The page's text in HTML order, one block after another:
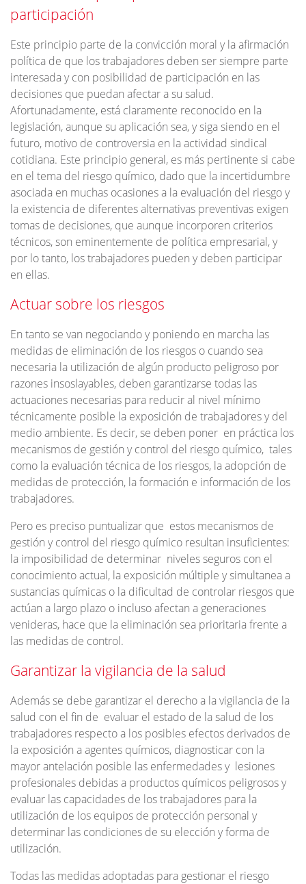
participación
Este principio parte de la convicción moral y la afirmación
política de que los trabajadores deben ser siempre parte
interesada y con posibilidad de participación en las
decisiones que puedan afectar a su salud.
Afortunadamente, está claramente reconocido en la
legislación, aunque su aplicación sea, y siga siendo en el
futuro, motivo de controversia en la actividad sindical
cotidiana. Este principio general, es más pertinente si cabe
en el tema del riesgo químico, dado que la incertidumbre
asociada en muchas ocasiones a la evaluación del riesgo y
la existencia de diferentes alternativas preventivas exigen
tomas de decisiones, que aunque incorporen criterios
técnicos, son eminentemente de política empresarial, y
por lo tanto, los trabajadores pueden y deben participar
en ellas.
Actuar sobre los riesgos
En tanto se van negociando y poniendo en marcha las
medidas de eliminación de los riesgos o cuando sea
necesaria la utilización de algún producto peligroso por
razones insoslayables, deben garantizarse todas las
actuaciones necesarias para reducir al nivel mínimo
técnicamente posible la exposición de trabajadores y del
medio ambiente. Es decir, se deben poner en práctica los
mecanismos de gestión y control del riesgo químico, tales
como la evaluación técnica de los riesgos, la adopción de
medidas de protección, la formación e información de los
trabajadores.
Pero es preciso puntualizar que estos mecanismos de
gestión y control del riesgo químico resultan insuficientes:
la imposibilidad de determinar niveles seguros con el
conocimiento actual, la exposición múltiple y simultanea a
sustancias químicas o la dificultad de controlar riesgos que
actúan a largo plazo o incluso afectan a generaciones
venideras, hace que la eliminación sea prioritaria frente a
las medidas de control.
Garantizar la vigilancia de la salud
Además se debe garantizar el derecho a la vigilancia de la
salud con el fin de evaluar el estado de la salud de los
trabajadores respecto a los posibles efectos derivados de
la exposición a agentes químicos, diagnosticar con la
mayor antelación posible las enfermedades y lesiones
profesionales debidas a productos químicos peligrosos y
evaluar las capacidades de los trabajadores para la
utilización de los equipos de protección personal y
determinar las condiciones de su elección y forma de
utilización.
Todas las medidas adoptadas para gestionar el riesgo